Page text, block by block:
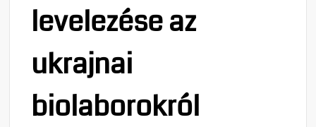
levelezése az
ukrajnai
biolaborokról